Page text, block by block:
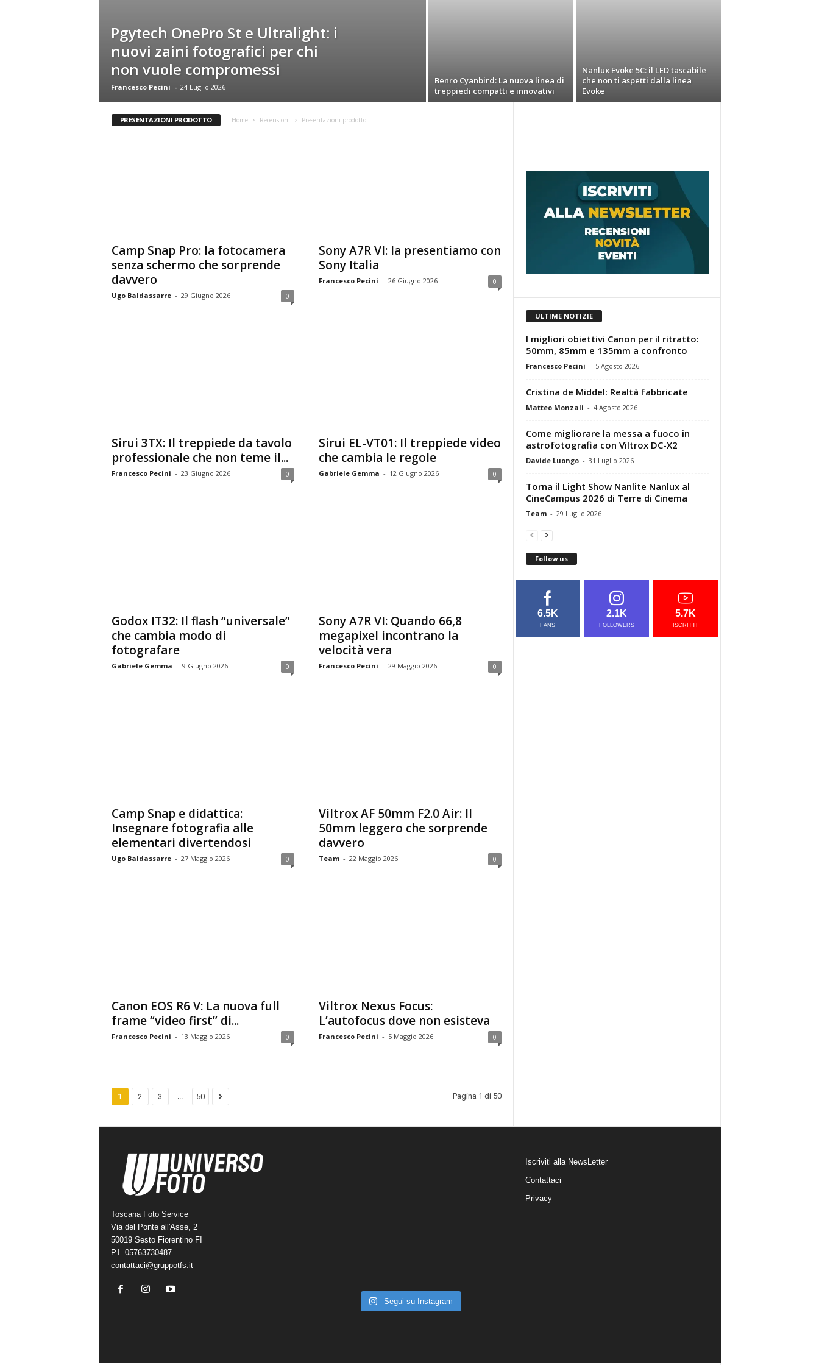
Pgytech OnePro St e Ultralight: i
nuovi zaini fotografici per chi
non vuole compromessi
Francesco Pecini - 24 Luglio 2026
Benro Cyanbird: La nuova linea di
treppiedi compatti e innovativi
Nanlux Evoke 5C: il LED tascabile
che non ti aspetti dalla linea
Evoke
PRESENTAZIONI PRODOTTO Home Recensioni Presentazioni prodotto
Camp Snap Pro: la fotocamera
senza schermo che sorprende
davvero
Ugo Baldassarre - 29 Giugno 2026 0
Sony A7R VI: la presentiamo con
Sony Italia
Francesco Pecini - 26 Giugno 2026 0
Sirui 3TX: Il treppiede da tavolo
professionale che non teme il...
Francesco Pecini - 23 Giugno 2026 0
Sirui EL-VT01: Il treppiede video
che cambia le regole
Gabriele Gemma - 12 Giugno 2026 0
Godox IT32: Il flash “universale”
che cambia modo di
fotografare
Gabriele Gemma - 9 Giugno 2026 0
Sony A7R VI: Quando 66,8
megapixel incontrano la
velocità vera
Francesco Pecini - 29 Maggio 2026 0
Camp Snap e didattica:
Insegnare fotografia alle
elementari divertendosi
Ugo Baldassarre - 27 Maggio 2026 0
Viltrox AF 50mm F2.0 Air: Il
50mm leggero che sorprende
davvero
Team - 22 Maggio 2026 0
Canon EOS R6 V: La nuova full
frame “video first” di...
Francesco Pecini - 13 Maggio 2026 0
Viltrox Nexus Focus:
L’autofocus dove non esisteva
Francesco Pecini - 5 Maggio 2026 0
1 2 3 ... 50 Pagina 1 di 50
ULTIME NOTIZIE
I migliori obiettivi Canon per il ritratto:
50mm, 85mm e 135mm a confronto
Francesco Pecini - 5 Agosto 2026
Cristina de Middel: Realtà fabbricate
Matteo Monzali - 4 Agosto 2026
Come migliorare la messa a fuoco in
astrofotografia con Viltrox DC-X2
Davide Luongo - 31 Luglio 2026
Torna il Light Show Nanlite Nanlux al
CineCampus 2026 di Terre di Cinema
Team - 29 Luglio 2026
Follow us
6.5K
FANS
2.1K
FOLLOWERS
5.7K
ISCRITTI
Toscana Foto Service
Via del Ponte all'Asse, 2
50019 Sesto Fiorentino FI
P.I. 05763730487
contattaci@gruppotfs.it
Segui su Instagram
Iscriviti alla NewsLetter
Contattaci
Privacy